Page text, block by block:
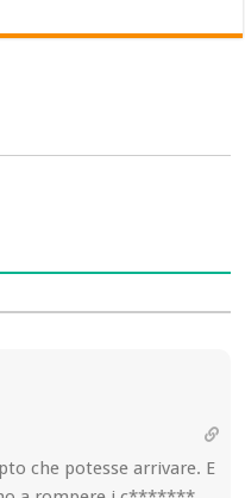
che potesse arrivare. E